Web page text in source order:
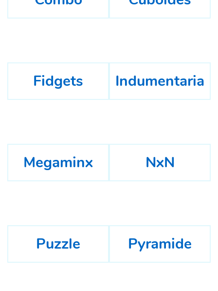
Fidgets Indumentaria
Megaminx NxN
Puzzle Pyramide